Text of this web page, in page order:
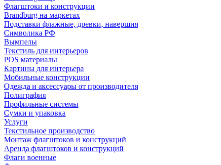
Флагштоки и конструкции
Brandburg на маркетах
Подставки флажные, древки, навершия
Символика РФ
Вымпелы
Текстиль для интерьеров
POS материалы
Картины для интерьера
Мобильные конструкции
Одежда и аксессуары от производителя
Полиграфия
Профильные системы
Сумки и упаковка
Услуги
Текстильное производство
Монтаж флагштоков и конструкций
Аренда флагштоков и конструкций
Флаги военные